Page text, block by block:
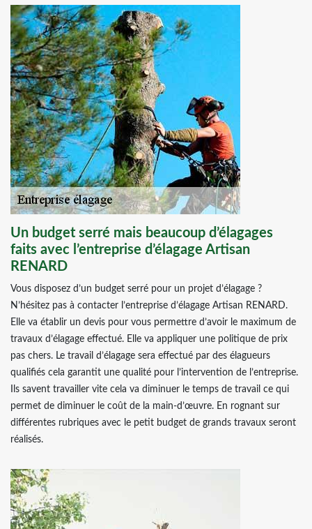
Un budget serré mais beaucoup d’élagages
faits avec l’entreprise d’élagage Artisan
RENARD
Vous disposez d’un budget serré pour un projet d’élagage ?
N’hésitez pas à contacter l’entreprise d’élagage Artisan RENARD.
Elle va établir un devis pour vous permettre d’avoir le maximum de
travaux d’élagage effectué. Elle va appliquer une politique de prix
pas chers. Le travail d’élagage sera effectué par des élagueurs
qualifiés cela garantit une qualité pour l’intervention de l’entreprise.
Ils savent travailler vite cela va diminuer le temps de travail ce qui
permet de diminuer le coût de la main-d’œuvre. En rognant sur
différentes rubriques avec le petit budget de grands travaux seront
réalisés.